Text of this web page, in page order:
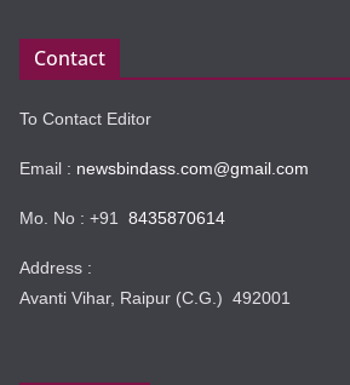
Contact
To Contact Editor
Email : newsbindass.com@gmail.com
Mo. No : +91 8435870614
Address :
Avanti Vihar, Raipur (C.G.) 492001